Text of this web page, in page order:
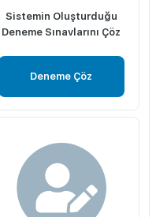
Sistemin Oluşturduğu
Deneme Sınavlarını Çöz
Deneme Çöz